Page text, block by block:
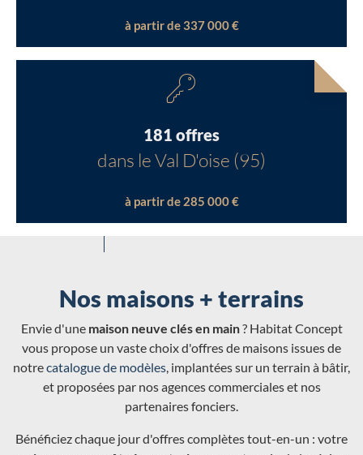
à partir de 337 000 €
181 offres
dans le Val D'oise (95)
à partir de 285 000 €
Nos maisons + terrains
Envie d'une maison neuve clés en main? Habitat Concept
vous propose un vaste choix d'offres de maisons issues de
notrecatalogue de modèles, implantées sur un terrain à bâtir,
et proposées par nos agences commerciales et nos
partenaires fonciers.
Bénéficiez chaque jour d'offres complètes tout-en-un : votre